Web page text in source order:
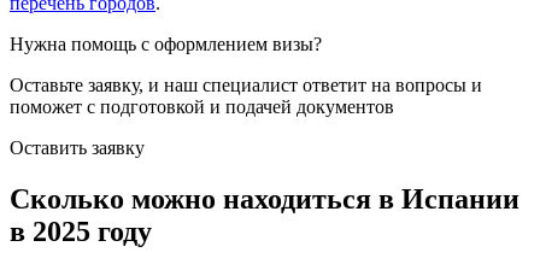
Нужна помощь с оформлением визы?
Оставьте заявку, и наш специалист ответит на вопросы и
поможет с подготовкой и подачей документов
Оставить заявку
Сколько можно находиться в Испании
в 2025 году